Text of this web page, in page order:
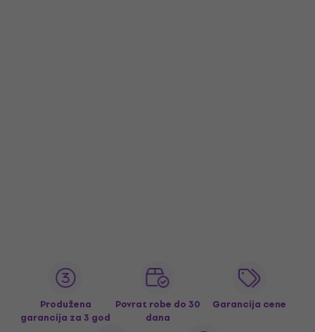
Produžena
garancija za 3 god
Povrat robe do 30
dana
Garancija cene